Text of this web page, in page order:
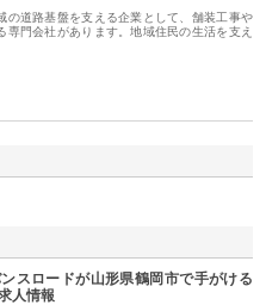
の道路基盤を支える企業として、舗装工事や
専門会社があります。地域住民の生活を支え
スロードが山形県鶴岡市で手がける
人情報